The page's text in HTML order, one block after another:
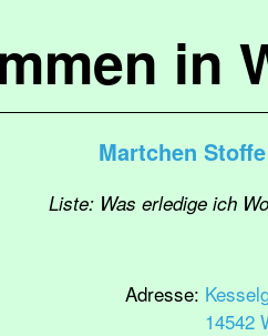
in
Martchen
Liste: Was erledige ich
Adresse:
14542